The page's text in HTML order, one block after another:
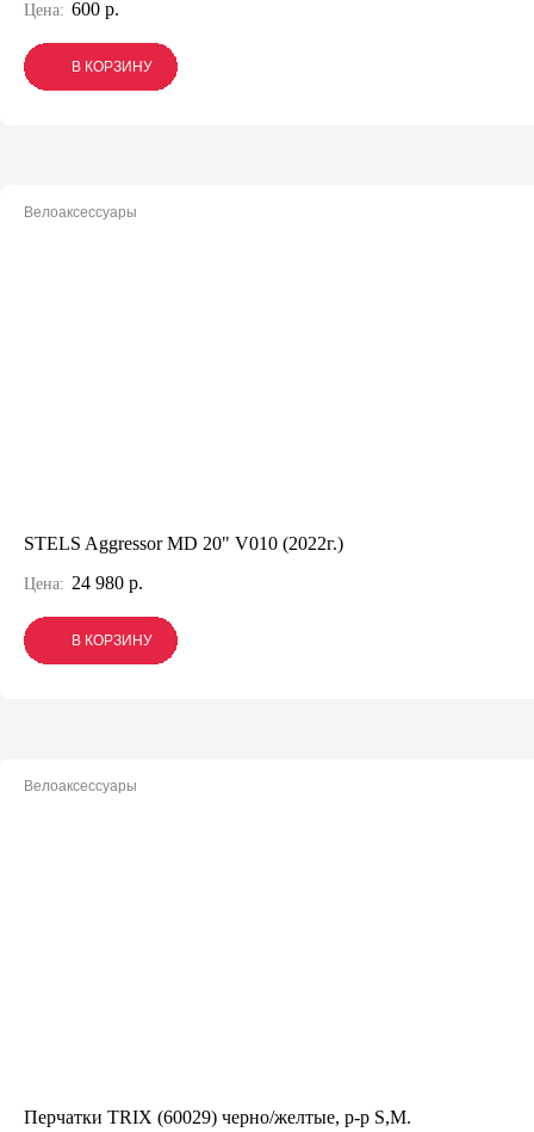
Цена: 600 р.
В КОРЗИНУ
В КОРЗИНУ
В КОРЗИНУ
Велоаксессуары
STELS Aggressor MD 20" V010 (2022г.)
Цена: 24 980 р.
В КОРЗИНУ
В КОРЗИНУ
В КОРЗИНУ
Велоаксессуары
Перчатки TRIX (60029) черно/желтые, р-р S,M.